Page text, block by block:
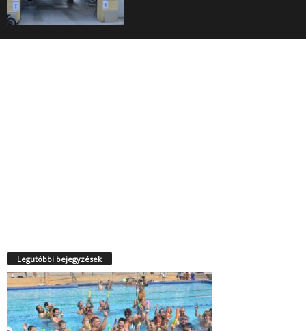
Legutóbbi bejegyzések